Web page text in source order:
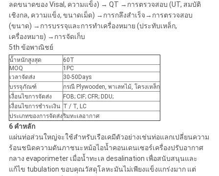
ลดขนาดของ Visal, ความแข็ง) → QT →การตรวจสอบ (UT, สมบัติ
เชิงกล, ความแข็ง, ขนาดเม็ด) →การกลึงสำเร็จ→การตรวจสอบ
(ขนาด) →การบรรจุและการทำเครื่องหมาย (ประทับเหล็ก,
เครื่องหมาย) →การจัดเก็บ
5th ข้อพาณิชย์
น้ำหนักสูงสุด
60T
MOQ
1PC
เวลาจัดส่ง
30-50Days
บรรจุภัณฑ์
กรณี Plywooden, พาเลทไม้, โครงเหล็ก
เงื่อนไขการจัดส่ง
FOB; CIF; CFR; DDU;
เงื่อนไขการชำระเงิน T / T, LC
ประเภทของการจัดส่งริมทะเลอากาศ
6 คำหลัก
แผ่นท่อส่วนใหญ่จะใช้สำหรับเรือเคมีตัวอย่างเช่นท่อแลกเปลี่ยนความ
ร้อนชนิดความดันภาชนะหม้อไอน้ำคอนเดนเซอร์เครื่องปรับอากาศ
กลาง evaporimeter เมื่อน้ำทะเล desalination เพื่อสนับสนุนและ
แก้ไข tubulation ขอบคุณวัสดุโลหะมันไม่เพียงแข็งแกร่งมาก แต่